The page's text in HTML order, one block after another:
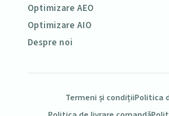
Optimizare AEO
Optimizare AIO
Despre noi
Termeni și condițiiPolitica